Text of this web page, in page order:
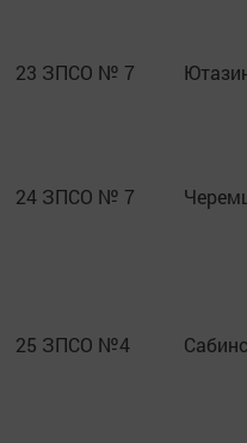
23 ЗПСО № 7
24 ЗПСО № 7
25 ЗПСО №4